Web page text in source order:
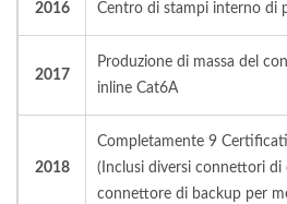
2016 Centro di stampi interno di
2017
Produzione di massa del
inline Cat6A
2018
Completamente 9
(Inclusi diversi connettori di
connettore di backup per